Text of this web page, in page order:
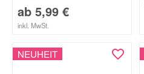
ab 5,99 €
inkl. MwSt.
NEUHEIT